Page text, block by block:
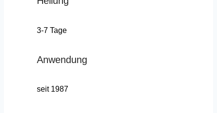
3-7 Tage
Anwendung
seit 1987